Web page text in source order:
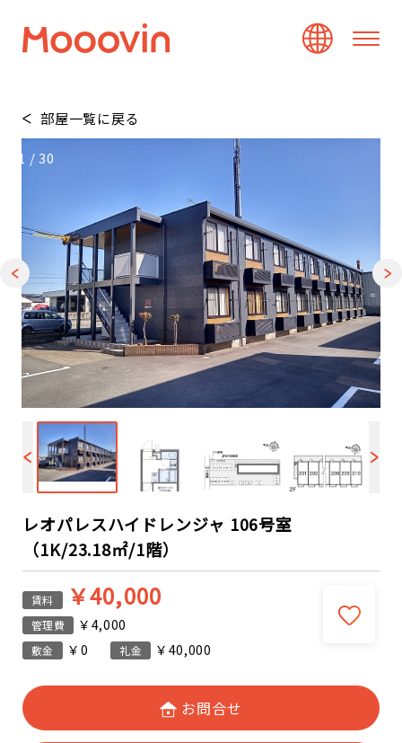
部屋一覧に戻る
1 /30
レオパレスハイドレンジャ 106号室
（1K/23.18㎡/1階）
賃料 ￥40,000
管理費 ￥4,000
敷金 ￥0 礼金 ￥40,000
お問合せ